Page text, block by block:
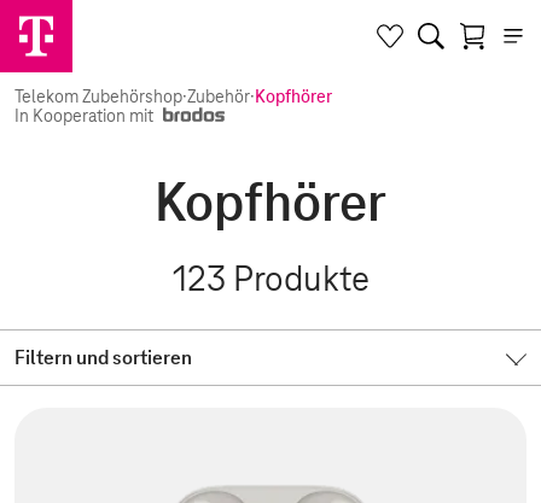
Telekom Zubehörshop·Zubehör·Kopfhörer
In Kooperation mit
Kopfhörer
123 Produkte
Filtern und sortieren